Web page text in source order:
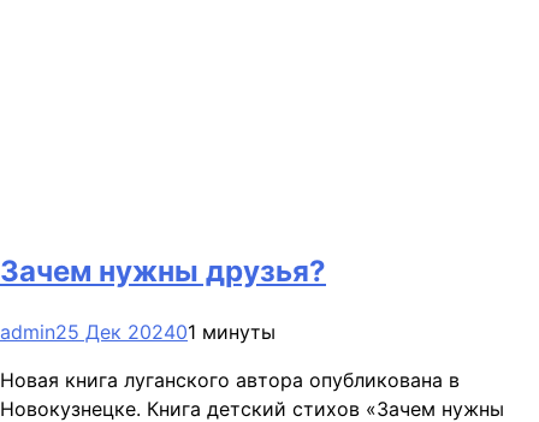
Зачем нужны друзья?
admin25 Дек 202401 минуты
Новая книга луганского автора опубликована в
Новокузнецке. Книга детский стихов «Зачем нужны